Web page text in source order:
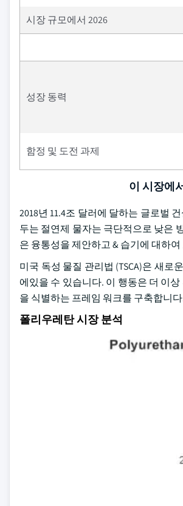
시장 규모에서 2026
성장 동력
함정 및 도전 과제
이 시장에
2018년 11.4조 달러에 달하는 글로벌
두는 절연제 물자는 극단적으로 낮은
은 융통성을 제안하고 & 습기에 대하
미국 독성 물질 관리법 (TSCA)은 새
에있을 수 있습니다. 이 행동은 더 이
을 식별하는 프레임 워크를 구축합니
폴리우레탄 시장 분석